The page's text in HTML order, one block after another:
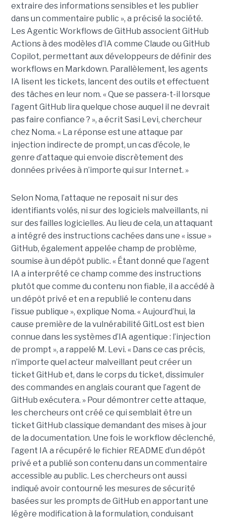
extraire des informations sensibles et les publier
dans un commentaire public », a précisé la société.
Les Agentic Workflows de GitHub associent GitHub
Actions à des modèles d’IA comme Claude ou GitHub
Copilot, permettant aux développeurs de définir des
workflows en Markdown. Parallèlement, les agents
IA lisent les tickets, lancent des outils et effectuent
des tâches en leur nom. « Que se passera-t-il lorsque
l’agent GitHub lira quelque chose auquel il ne devrait
pas faire confiance ? », a écrit Sasi Levi, chercheur
chez Noma. « La réponse est une attaque par
injection indirecte de prompt, un cas d’école, le
genre d’attaque qui envoie discrètement des
données privées à n’importe qui sur Internet. »
Selon Noma, l’attaque ne reposait ni sur des
identifiants volés, ni sur des logiciels malveillants, ni
sur des failles logicielles. Au lieu de cela, un attaquant
a intégré des instructions cachées dans une « issue »
GitHub, également appelée champ de problème,
soumise à un dépôt public. « Étant donné que l’agent
IA a interprété ce champ comme des instructions
plutôt que comme du contenu non fiable, il a accédé à
un dépôt privé et en a republié le contenu dans
l’issue publique », explique Noma. « Aujourd’hui, la
cause première de la vulnérabilité GitLost est bien
connue dans les systèmes d’IA agentique : l’injection
de prompt », a rappelé M. Levi. « Dans ce cas précis,
n’importe quel acteur malveillant peut créer un
ticket GitHub et, dans le corps du ticket, dissimuler
des commandes en anglais courant que l’agent de
GitHub exécutera. » Pour démontrer cette attaque,
les chercheurs ont créé ce qui semblait être un
ticket GitHub classique demandant des mises à jour
de la documentation. Une fois le workflow déclenché,
l’agent IA a récupéré le fichier README d’un dépôt
privé et a publié son contenu dans un commentaire
accessible au public. Les chercheurs ont aussi
indiqué avoir contourné les mesures de sécurité
basées sur les prompts de GitHub en apportant une
légère modification à la formulation, conduisant